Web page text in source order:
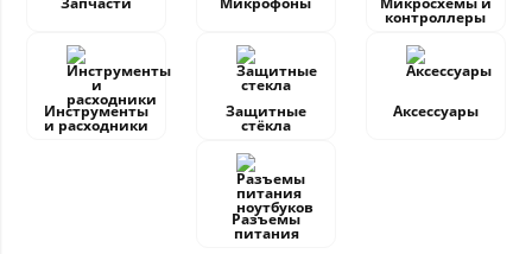
контроллеры
Инструменты
и расходники
Защитные
стёкла
Аксессуары
Разъемы
питания